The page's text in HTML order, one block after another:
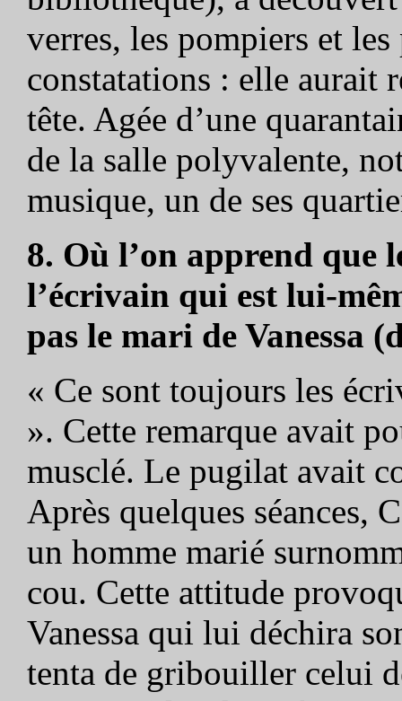
verres, les pompiers et
constatations : elle aurait
tête. Agée d’une
de la salle polyvalente,
musique, un de ses
8. Où l’on apprend que
l’écrivain qui est lui-
pas le mari de Vanessa
« Ce sont toujours les
». Cette remarque avait
musclé. Le pugilat avait
Après quelques séances,
un homme marié
cou. Cette attitude
Vanessa qui lui déchira
tenta de gribouiller celui